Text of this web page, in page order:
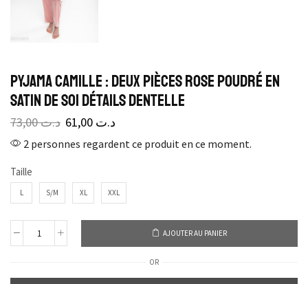
Pyjama Camille : Deux pièces rose poudré en
satin de soi détails dentelle
د.ت73,00 د.ت
2 personnes regardent ce produit en ce moment.
Taille
L S/M XL XXL
AJOUTER AU PANIER
OR